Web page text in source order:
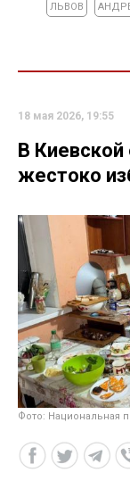
ЛЬВОВ
18 мая 2026, 19:55
В
жестоко
Фото: Национальная